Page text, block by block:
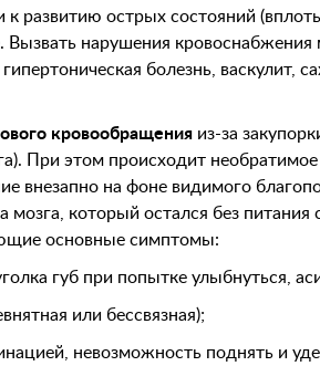
развитию острых состояний
нарушения кровоснабжения
болезнь, васкулит,
кровообращения из-за
При этом происходит
внезапно на фоне видимого
мозга, который остался без
основные симптомы:
губ при попытке улыбнуться,
или бессвязная);
невозможность поднять и